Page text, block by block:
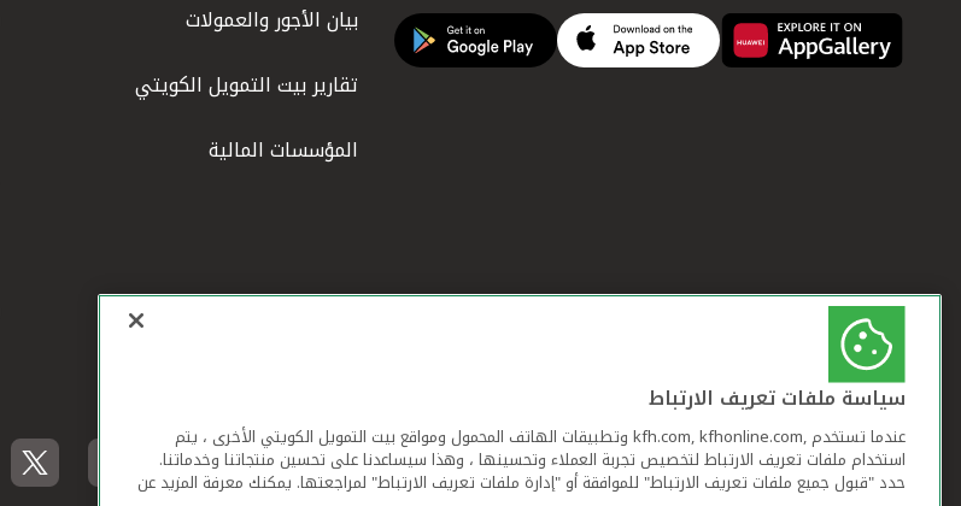
بيان الأجور والعمولات
تقارير بيت التمويل الكويتي
المؤسسات المالية
سياسة ملفات تعريف الارتباط
عندما تستخدم ,kfh.com, kfhonline.com وتطبيقات الهاتف المحمول ومواقع بيت التمويل الكويتي الأخرى ، يتم
استخدام ملفات تعريف الارتباط لتخصيص تجربة العملاء وتحسينها ، وهذا سيساعدنا على تحسين منتجاتنا وخدماتنا.
حدد "قبول جميع ملفات تعريف الارتباط" للموافقة أو "إدارة ملفات تعريف الارتباط" لمراجعتها. يمكنك معرفة المزيد عن